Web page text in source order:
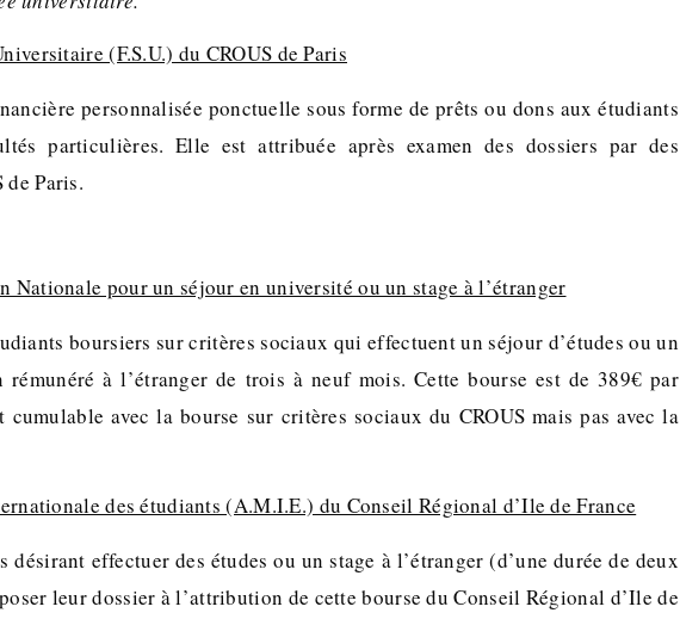
(F.S.U.) du CROUS de Paris
personnalisée ponctuelle sous forme de prêts ou dons aux étudiants
particulières. Elle est attribuée après examen des dossiers par des
de Paris.
Nationale pour un séjour en université ou un stage à l’étranger
boursiers sur critères sociaux qui effectuent un séjour d’études ou un
rémunéré à l’étranger de trois à neuf mois. Cette bourse est de 389€ par
avec la bourse sur critères sociaux du CROUS mais pas avec la
des étudiants (A.M.I.E.) du Conseil Régional d’Ile de France
effectuer des études ou un stage à l’étranger (d’une durée de deux
leur dossier à l’attribution de cette bourse du Conseil Régional d’Ile de